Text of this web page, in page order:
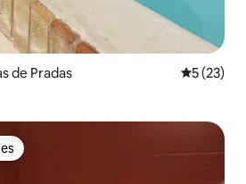
de Pradas 5 de uma
5 (23)